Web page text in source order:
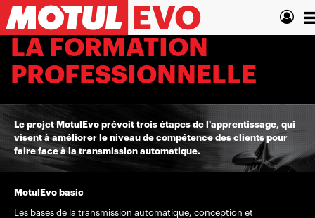
Aller
au
contenu
principal
LA FORMATION
PROFESSIONNELLE
Le projet MotulEvo prévoit trois étapes de l'apprentissage, qui
visent à améliorer le niveau de compétence des clients pour
faire face à la transmission automatique.
MotulEvo basic
Les bases de la transmission automatique, conception et